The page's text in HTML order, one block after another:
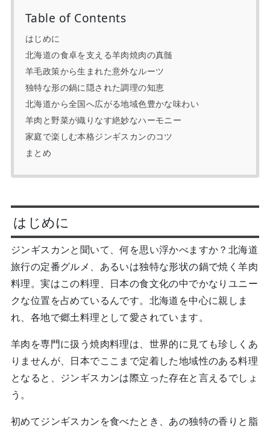
Table of Contents
はじめに
北海道の食卓を支える羊肉焼肉の真髄
羊毛政策から生まれた意外なルーツ
独特な形の鍋に隠された調理の知恵
北海道から全国へ広がる地域色豊かな味わい
羊肉と野菜が織りなす絶妙なハーモニー
家庭で楽しむ本格ジンギスカンのコツ
まとめ
はじめに
ジンギスカンと聞いて、何を思い浮かべますか？北海道
旅行の定番グルメ、あるいは独特な形状の鍋で焼く羊肉
料理。実はこの料理、日本の食文化の中でかなりユニー
クな位置を占めているんです。北海道を中心に親しま
れ、各地で郷土料理として愛されています。
羊肉を専門に扱う焼肉料理は、世界的に見ても珍しくあ
りませんが、日本でここまで定着した地域性のある料理
となると、ジンギスカンは際立った存在と言えるでしょ
う。
初めてジンギスカンを食べたとき、あの独特の香りと脂